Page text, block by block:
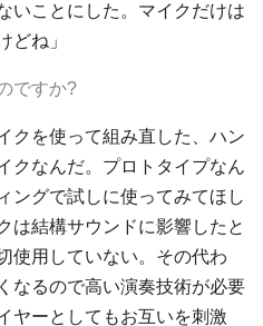
いことにした。マイクだけは
どね」
ですか?
クを使って組み直した、ハン
クなんだ。プロトタイプなん
ングで試しに使ってみてほし
は結構サウンドに影響したと
使用していない。その代わ
なるので高い演奏技術が必要
ヤーとしてもお互いを刺激